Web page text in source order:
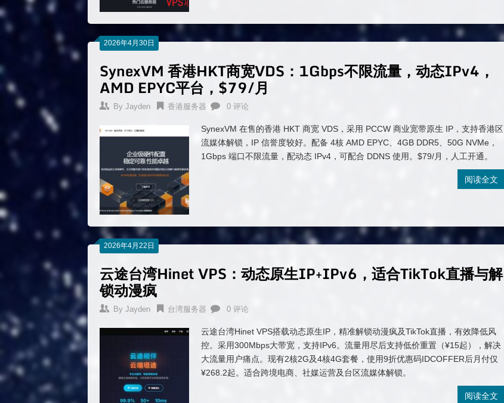
2026年4月30日
SynexVM 香港HKT商宽VDS：1Gbps不限流量，动态IPv4，
AMD EPYC平台，$79/月
By Jayden 香港服务器 0 评论
SynexVM 在售的香港 HKT 商宽 VDS，采用 PCCW 商业宽带原生 IP，支持香港区
流媒体解锁，IP 信誉度较好。配备 4核 AMD EPYC、4GB DDR5、50G NVMe，
1Gbps 端口不限流量，配动态 IPv4，可配合 DDNS 使用。$79/月，人工开通。
阅读全文
2026年4月22日
云途台湾Hinet VPS：动态原生IP+IPv6，适合TikTok直播与解
锁动漫疯
By Jayden 台湾服务器 0 评论
云途台湾Hinet VPS搭载动态原生IP，精准解锁动漫疯及TikTok直播，有效降低风
控。采用300Mbps大带宽，支持IPv6。流量用尽后支持低价重置（¥15起），解决
大流量用户痛点。现有2核2G及4核4G套餐，使用9折优惠码IDCOFFER后月付仅
¥268.2起。适合跨境电商、社媒运营及台区流媒体解锁。
阅读全文